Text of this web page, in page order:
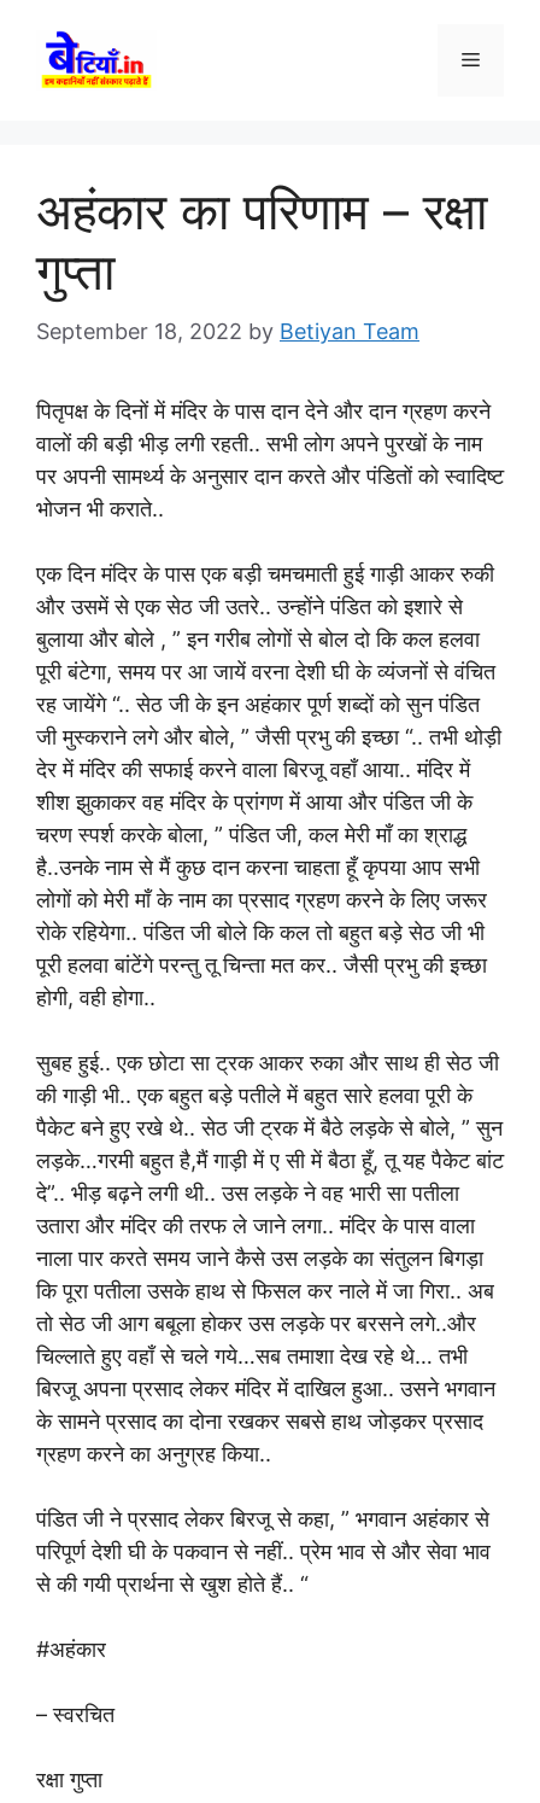
content
Menu
अहंकार का परिणाम – रक्षा
गुप्ता
September 18, 2022 by Betiyan Team
पितृपक्ष के दिनों में मंदिर के पास दान देने और दान ग्रहण करने
वालों की बड़ी भीड़ लगी रहती.. सभी लोग अपने पुरखों के नाम
पर अपनी सामर्थ्य के अनुसार दान करते और पंडितों को स्वादिष्ट
भोजन भी कराते..
एक दिन मंदिर के पास एक बड़ी चमचमाती हुई गाड़ी आकर रुकी
और उसमें से एक सेठ जी उतरे.. उन्होंने पंडित को इशारे से
बुलाया और बोले , ” इन गरीब लोगों से बोल दो कि कल हलवा
पूरी बंटेगा, समय पर आ जायें वरना देशी घी के व्यंजनों से वंचित
रह जायेंगे “.. सेठ जी के इन अहंकार पूर्ण शब्दों को सुन पंडित
जी मुस्कराने लगे और बोले, ” जैसी प्रभु की इच्छा “.. तभी थोड़ी
देर में मंदिर की सफाई करने वाला बिरजू वहाँ आया.. मंदिर में
शीश झुकाकर वह मंदिर के प्रांगण में आया और पंडित जी के
चरण स्पर्श करके बोला, ” पंडित जी, कल मेरी माँ का श्राद्ध
है..उनके नाम से मैं कुछ दान करना चाहता हूँ कृपया आप सभी
लोगों को मेरी माँ के नाम का प्रसाद ग्रहण करने के लिए जरूर
रोके रहियेगा.. पंडित जी बोले कि कल तो बहुत बड़े सेठ जी भी
पूरी हलवा बांटेंगे परन्तु तू चिन्ता मत कर.. जैसी प्रभु की इच्छा
होगी, वही होगा..
सुबह हुई.. एक छोटा सा ट्रक आकर रुका और साथ ही सेठ जी
की गाड़ी भी.. एक बहुत बड़े पतीले में बहुत सारे हलवा पूरी के
पैकेट बने हुए रखे थे.. सेठ जी ट्रक में बैठे लड़के से बोले, ” सुन
लड़के…गरमी बहुत है,मैं गाड़ी में ए सी में बैठा हूँ, तू यह पैकेट बांट
दे”.. भीड़ बढ़ने लगी थी.. उस लड़के ने वह भारी सा पतीला
उतारा और मंदिर की तरफ ले जाने लगा.. मंदिर के पास वाला
नाला पार करते समय जाने कैसे उस लड़के का संतुलन बिगड़ा
कि पूरा पतीला उसके हाथ से फिसल कर नाले में जा गिरा.. अब
तो सेठ जी आग बबूला होकर उस लड़के पर बरसने लगे..और
चिल्लाते हुए वहाँ से चले गये…सब तमाशा देख रहे थे… तभी
बिरजू अपना प्रसाद लेकर मंदिर में दाखिल हुआ.. उसने भगवान
के सामने प्रसाद का दोना रखकर सबसे हाथ जोड़कर प्रसाद
ग्रहण करने का अनुग्रह किया..
पंडित जी ने प्रसाद लेकर बिरजू से कहा, ” भगवान अहंकार से
परिपूर्ण देशी घी के पकवान से नहीं.. प्रेम भाव से और सेवा भाव
से की गयी प्रार्थना से खुश होते हैं.. “
#अहंकार
– स्वरचित
रक्षा गुप्ता